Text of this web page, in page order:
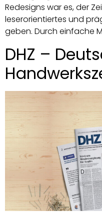
Redesigns war es, der
leserorientiertes und
geben. Durch einfache
DHZ –